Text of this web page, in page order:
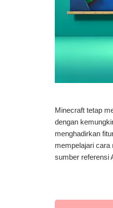
Minecraft tetap
dengan
menghadirkan
mempelajari cara
sumber referensi